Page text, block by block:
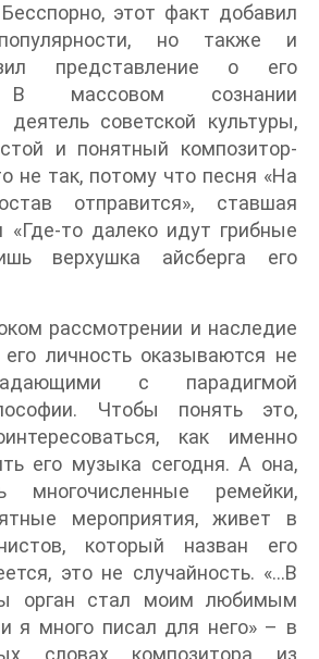
этот факт добавил
но также и
представление о его
В массовом сознании
советской культуры,
и понятный композитор-
не так, потому что песня «На
отправится», ставшая
«Где-то далеко идут грибные
верхушка айсберга его
рассмотрении и наследие
личность оказываются не
с парадигмой
Чтобы понять это,
как именно
его музыка сегодня. А она,
многочисленные ремейки,
мероприятия, живет в
который назван его
это не случайность. «…В
орган стал моим любимым
я много писал для него» – в